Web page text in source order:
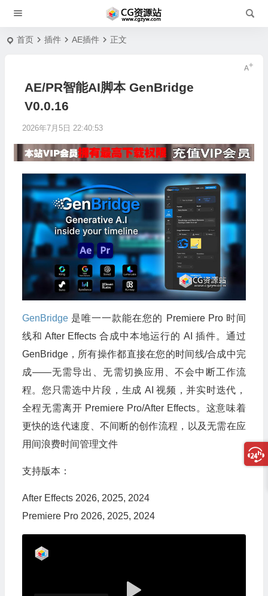
首页 插件 AE插件 正文
AE/PR智能AI脚本 GenBridge
V0.0.16
2026年7月5日 22:40:53
GenBridge是唯一一款能在您的 Premiere Pro 时间
线和 After Effects 合成中本地运行的 AI 插件。通过
GenBridge，所有操作都直接在您的时间线/合成中完
成——无需导出、无需切换应用、不会中断工作流
程。您只需选中片段，生成 AI 视频，并实时迭代，
全程无需离开 Premiere Pro/After Effects。这意味着
更快的迭代速度、不间断的创作流程，以及无需在应
用间浪费时间管理文件
支持版本：
After Effects 2026, 2025, 2024
Premiere Pro 2026, 2025, 2024